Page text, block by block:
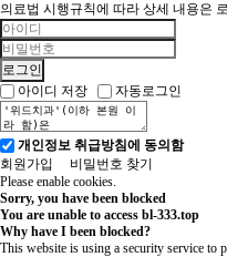
의료법 시행규칙에 따라 상세 내용은
아이디 저장 자동로그인
개인정보 취급방침에 동의함
회원가입
비밀번호 찾기
Please enable cookies.
Sorry, you have been blocked
You are unable to access bl-333.top
Why have I been blocked?
This website is using a security service to